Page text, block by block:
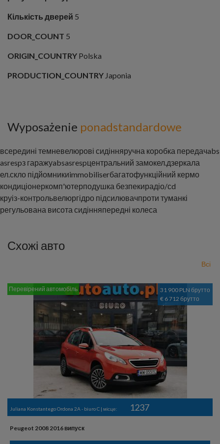
Кількість дверей 5
DOOR_COUNT 5
ORIGIN_COUNTRY Polska
PRODUCTION_COUNTRY Japonia
Wyposażenie ponadstandardowe
всередині темневелюрові сидінняручна коробка передачabs
asrespз гаражуabsasrespцентральний замокел.дзеркала
ел.скло підйомникиimmobiliserбагатофункційний кермо
кондиціонеркомп'ютерподушка безпекирадіо/сd
круіз-контрольвелюргідро підсилювачпроти туманкі
регульована висота сидінняпередні колеса
Схожі авто
Всі
31 900 PLN брутто
€ 6 712 брутто
Перевірений автомобіль
Juliana Konstantego Ordona 2A - biuro C | місце: 1237
Peugeot 2008 2016 випуск